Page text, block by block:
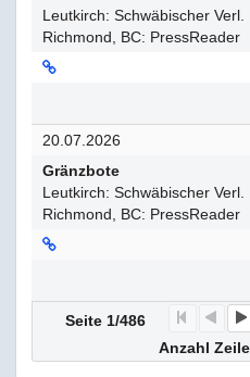
Leutkirch: Schwäbischer
Richmond, BC: PressReader
20.07.2026
Gränzbote
Leutkirch: Schwäbischer
Richmond, BC: PressReader
Seite 1/486
Anzahl